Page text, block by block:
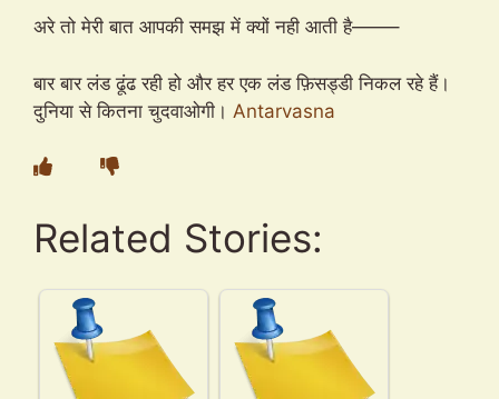
अरे तो मेरी बात आपकी समझ में क्यों नही आती है——–
बार बार लंड ढूंढ रही हो और हर एक लंड फ़िसड्डी निकल रहे हैं।
दुनिया से कितना चुदवाओगी। Antarvasna
Related Stories: